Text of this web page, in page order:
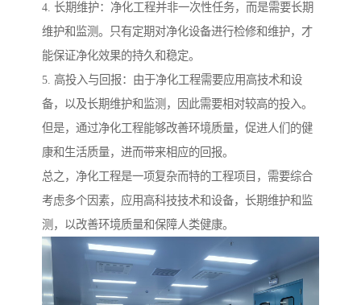
4. 长期维护：净化工程并非一次性任务，而是需要长期
维护和监测。只有定期对净化设备进行检修和维护，才
能保证净化效果的持久和稳定。
5. 高投入与回报：由于净化工程需要应用高技术和设
备，以及长期维护和监测，因此需要相对较高的投入。
但是，通过净化工程能够改善环境质量，促进人们的健
康和生活质量，进而带来相应的回报。
总之，净化工程是一项复杂而特的工程项目，需要综合
考虑多个因素，应用高科技技术和设备，长期维护和监
测，以改善环境质量和保障人类健康。